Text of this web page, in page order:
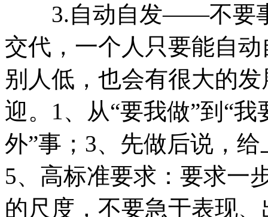
3.自动自发——不要事
交代，一个人只要能自
别人低，也会有很大的
迎。1、从“要我做”到“
外”事；3、先做后说，
5、高标准要求：要求一
的尺度，不要急于表现